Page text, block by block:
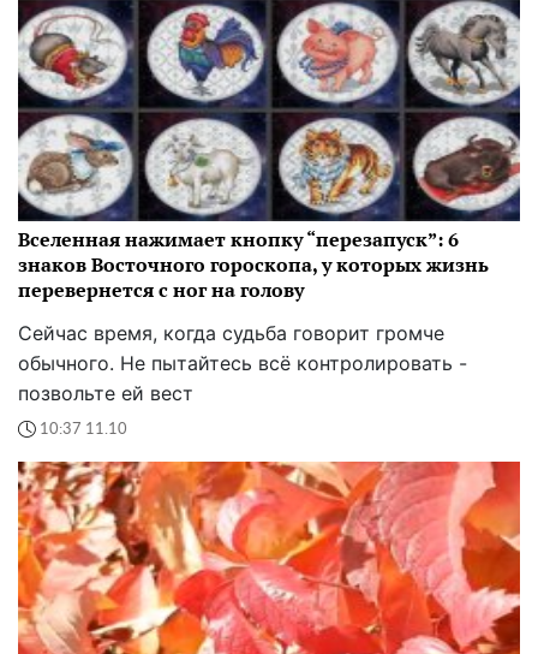
Вселенная нажимает кнопку “перезапуск”: 6
знаков Восточного гороскопа, у которых жизнь
перевернется с ног на голову
Сейчас время, когда судьба говорит громче
обычного. Не пытайтесь всё контролировать -
позвольте ей вест
10:37 11.10